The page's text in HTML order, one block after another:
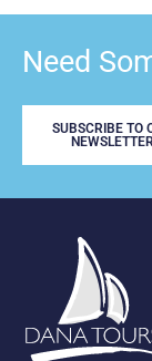
Need
SUBSCRIBE TO